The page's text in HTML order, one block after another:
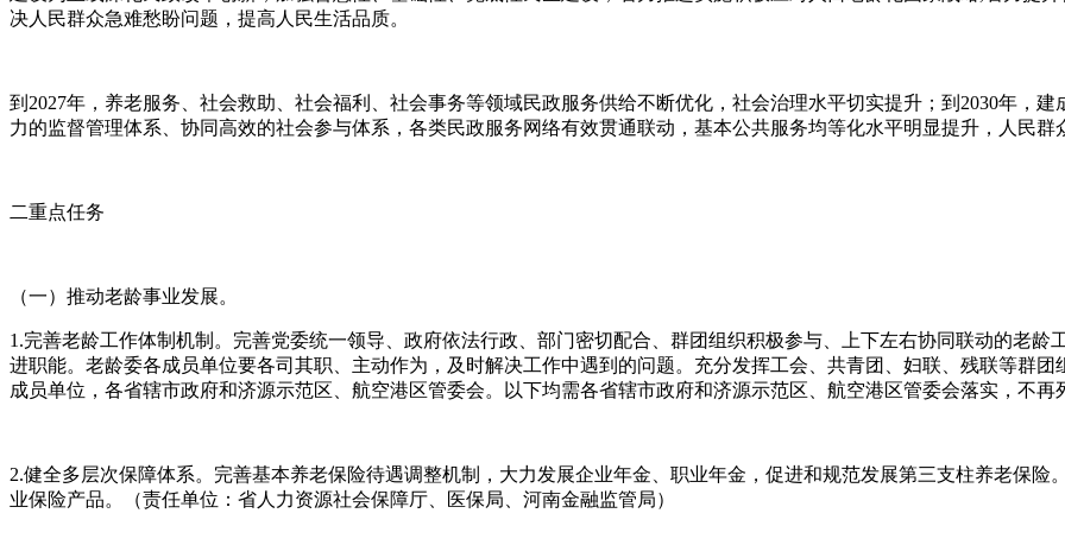
决人民群众急难愁盼问题，提高人民生活品质。
到2027年，养老服务、社会救助、社会福利、社会事务等领域民政服务供给不断优化，社会治理水平切实提升；到2030年，
力的监督管理体系、协同高效的社会参与体系，各类民政服务网络有效贯通联动，基本公共服务均等化水平明显提升，人民
二重点任务
（一）推动老龄事业发展。
1.完善老龄工作体制机制。完善党委统一领导、政府依法行政、部门密切配合、群团组织积极参与、上下左右协同联动的老
进职能。老龄委各成员单位要各司其职、主动作为，及时解决工作中遇到的问题。充分发挥工会、共青团、妇联、残联等群
成员单位，各省辖市政府和济源示范区、航空港区管委会。以下均需各省辖市政府和济源示范区、航空港区管委会落实，不再
2.健全多层次保障体系。完善基本养老保险待遇调整机制，大力发展企业年金、职业年金，促进和规范发展第三支柱养老保
业保险产品。（责任单位：省人力资源社会保障厅、医保局、河南金融监管局）